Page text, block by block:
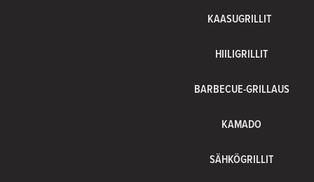
KAASUGRILLIT
HIILIGRILLIT
BARBECUE-GRILLAUS
KAMADO
SÄHKÖGRILLIT